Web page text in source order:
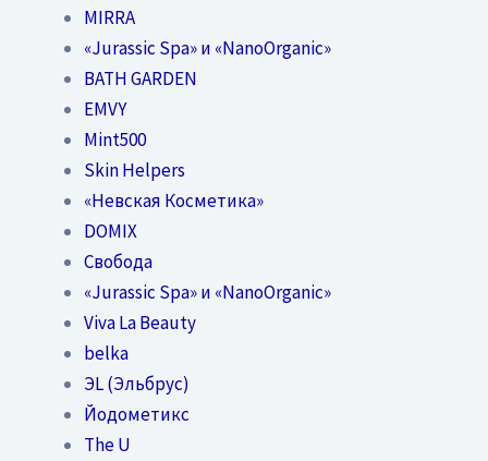
MIRRA
«Jurassic Spa» и «NanoOrganic»
BATH GARDEN
EMVY
Mint500
Skin Helpers
«Невская Косметика»
DOMIX
Свобода
«Jurassic Spa» и «NanoOrganic»
Viva La Beauty
belka
ЭL (Эльбрус)
Йодометикс
The U